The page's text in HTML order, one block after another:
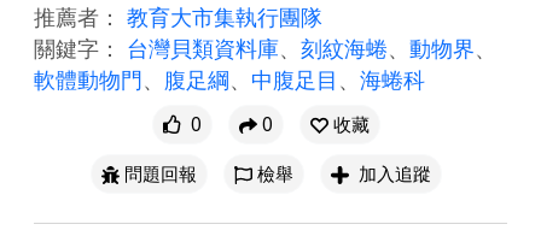
推薦者： 教育大市集執行團隊
關鍵字： 台灣貝類資料庫、 刻紋海蜷、 動物界、
軟體動物門、 腹足綱、 中腹足目 、 海蜷科
0 0
收藏
問題回報
檢舉 加入追蹤